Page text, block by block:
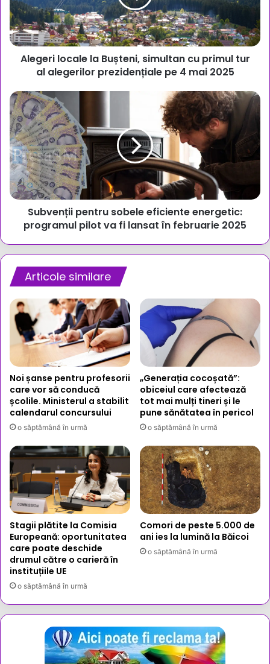
cu
primul
tur
al
alegerilor
prezidențiale
4
mai
2025
Alegeri locale la Bușteni, simultan cu primul tur
al alegerilor prezidențiale pe 4 mai 2025
Subvenții
pentru
sobele
eficiente
energetic:
programul
pilot
va
fi
lansatSubvenții pentru sobele eficiente energetic:
programul pilot va fi lansat în februarie 2025
Articole similare
Noi șanse pentru profesorii
care vor să conducă
școlile. Ministerul a stabilit
calendarul concursului
o săptămână în urmă
„Generația cocoșată”:
obiceiul care afectează
tot mai mulți tineri și le
pune sănătatea în pericol
o săptămână în urmă
Stagii plătite la Comisia
Europeană: oportunitatea
care poate deschide
drumul către o carieră în
instituțiile UE
o săptămână în urmă
Comori de peste 5.000 de
ani ies la lumină la Băicoi
o săptămână în urmă